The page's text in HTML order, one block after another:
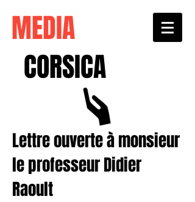
MEDIA
CORSICA
Lettre ouverte à monsieur
le professeur Didier
Raoult